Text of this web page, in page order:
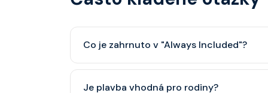
Co je zahrnuto v "Always Included"?
Je plavba vhodná pro rodiny?